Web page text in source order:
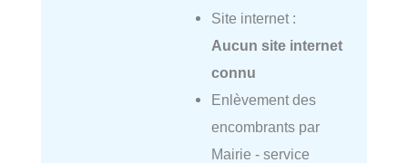
Site internet :
Aucun site internet
connu
Enlèvement des
encombrants par
Mairie - service